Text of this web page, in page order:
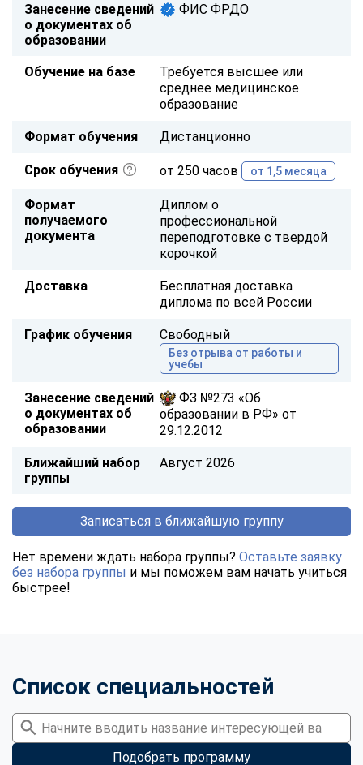
Занесение сведений
о документах об
образовании
ФИС ФРДО
Обучение на базе
Требуется высшее или
среднее медицинское
образование
Формат обучения Дистанционно
Срок обучения от 250 часов от 1,5 месяца
Формат
получаемого
документа
Диплом о
профессиональной
переподготовке с твердой
корочкой
Доставка
Бесплатная доставка
диплома по всей России
График обучения Свободный
Без отрыва от работы и
учебы
Занесение сведений
о документах об
образовании
ФЗ №273 «Об
образовании в РФ» от
29.12.2012
Ближайший набор
группы
Август 2026
Записаться в ближайшую группу
Нет времени ждать набора группы? Оставьте заявку
без набора группы и мы поможем вам начать учиться
быстрее!
Список специальностей
Подобрать программу